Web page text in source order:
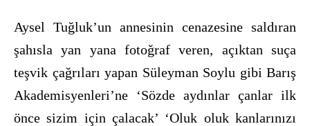
Aysel Tuğluk’un annesinin cenazesine saldıran
şahısla yan yana fotoğraf veren, açıktan suça
teşvik çağrıları yapan Süleyman Soylu gibi Barış
Akademisyenleri’ne ‘Sözde aydınlar çanlar ilk
önce sizim içinçalacak’ ‘Oluk oluk kanlarınızı